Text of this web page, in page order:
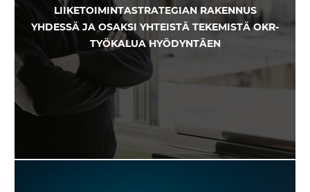
LIIKETOIMINTASTRATEGIAN RAKENNUS
YHDESSÄ JA OSAKSI YHTEISTÄ TEKEMISTÄ OKR-
TYÖKALUA HYÖDYNTÄEN